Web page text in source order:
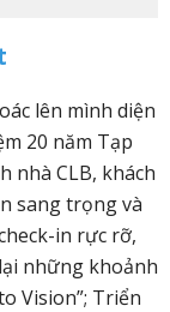
lên mình diện
20 năm Tạp
nhà CLB, khách
sang trọng và
in rực rỡ,
những khoảnh
Vision”; Triển